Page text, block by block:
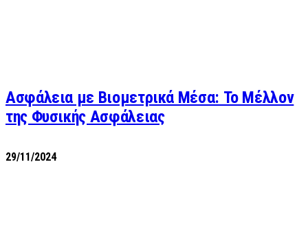
Ασφάλεια με Βιομετρικά Μέσα: Το Μέλλον
της Φυσικής Ασφάλειας
29/11/2024